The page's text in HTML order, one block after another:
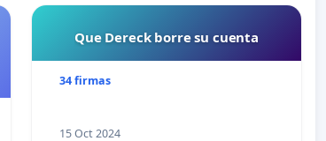
Que Dereck borre su cuenta
34 firmas
15 Oct 2024